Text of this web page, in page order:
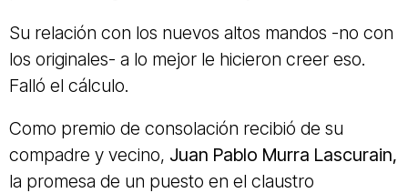
Su relación con los nuevos altos mandos -no con
los originales- a lo mejor le hicieron creer eso.
Falló el cálculo.
Como premio de consolación recibió de su
compadre y vecino, Juan Pablo Murra Lascurain,
la promesa de un puesto en el claustro